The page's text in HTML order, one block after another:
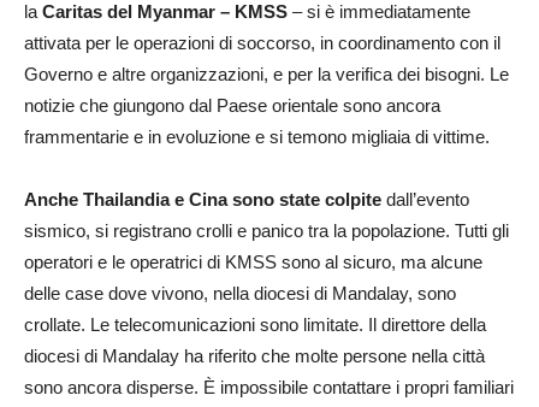
la Caritas del Myanmar – KMSS – si è immediatamente
attivata per le operazioni di soccorso, in coordinamento con il
Governo e altre organizzazioni, e per la verifica dei bisogni. Le
notizie che giungono dal Paese orientale sono ancora
frammentarie e in evoluzione e si temono migliaia di vittime.
Anche Thailandia e Cina sono state colpite dall’evento
sismico, si registrano crolli e panico tra la popolazione. Tutti gli
operatori e le operatrici di KMSS sono al sicuro, ma alcune
delle case dove vivono, nella diocesi di Mandalay, sono
crollate. Le telecomunicazioni sono limitate. Il direttore della
diocesi di Mandalay ha riferito che molte persone nella città
sono ancora disperse. È impossibile contattare i propri familiari